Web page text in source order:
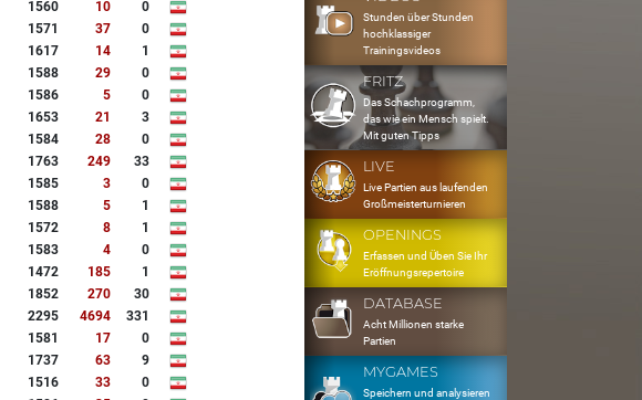
1560 10
0
1571 37
0
1617 14
1
1588 29
0
1586 5
0
1653 21
3
1584 28
0
1763 249
33
1585 3
0
1588 5
1
1572 8
1
1583 4
0
1472 185
1
1852 270
30
2295 4694
331
1581 17
0
1737 63
9
1516 33
0
Stunden über Stunden
hochklassiger
Trainingsvideos
FRITZ
Das Schachprogramm,
das wie ein Mensch spielt.
Mit guten Tipps
LIVE
Live Partien aus laufenden
Großmeisterturnieren
OPENINGS
Erfassen und Üben Sie Ihr
Eröffnungsrepertoire
DATABASE
Acht Millionen starke
Partien
MYGAMES
Speichern und analysieren